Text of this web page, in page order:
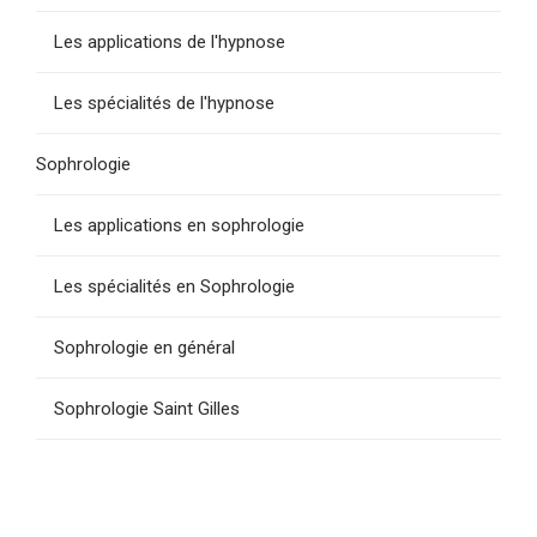
Les applications de l'hypnose
Les spécialités de l'hypnose
Sophrologie
Les applications en sophrologie
Les spécialités en Sophrologie
Sophrologie en général
Sophrologie Saint Gilles